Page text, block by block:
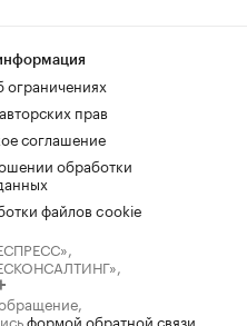
прав
соглашение
обработки
файлов cookie
формой обратной связи